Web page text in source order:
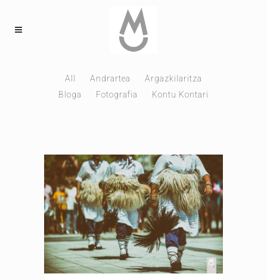
All Andrartea
Argazkilaritza
Bloga
Fotografia Kontu Kontari